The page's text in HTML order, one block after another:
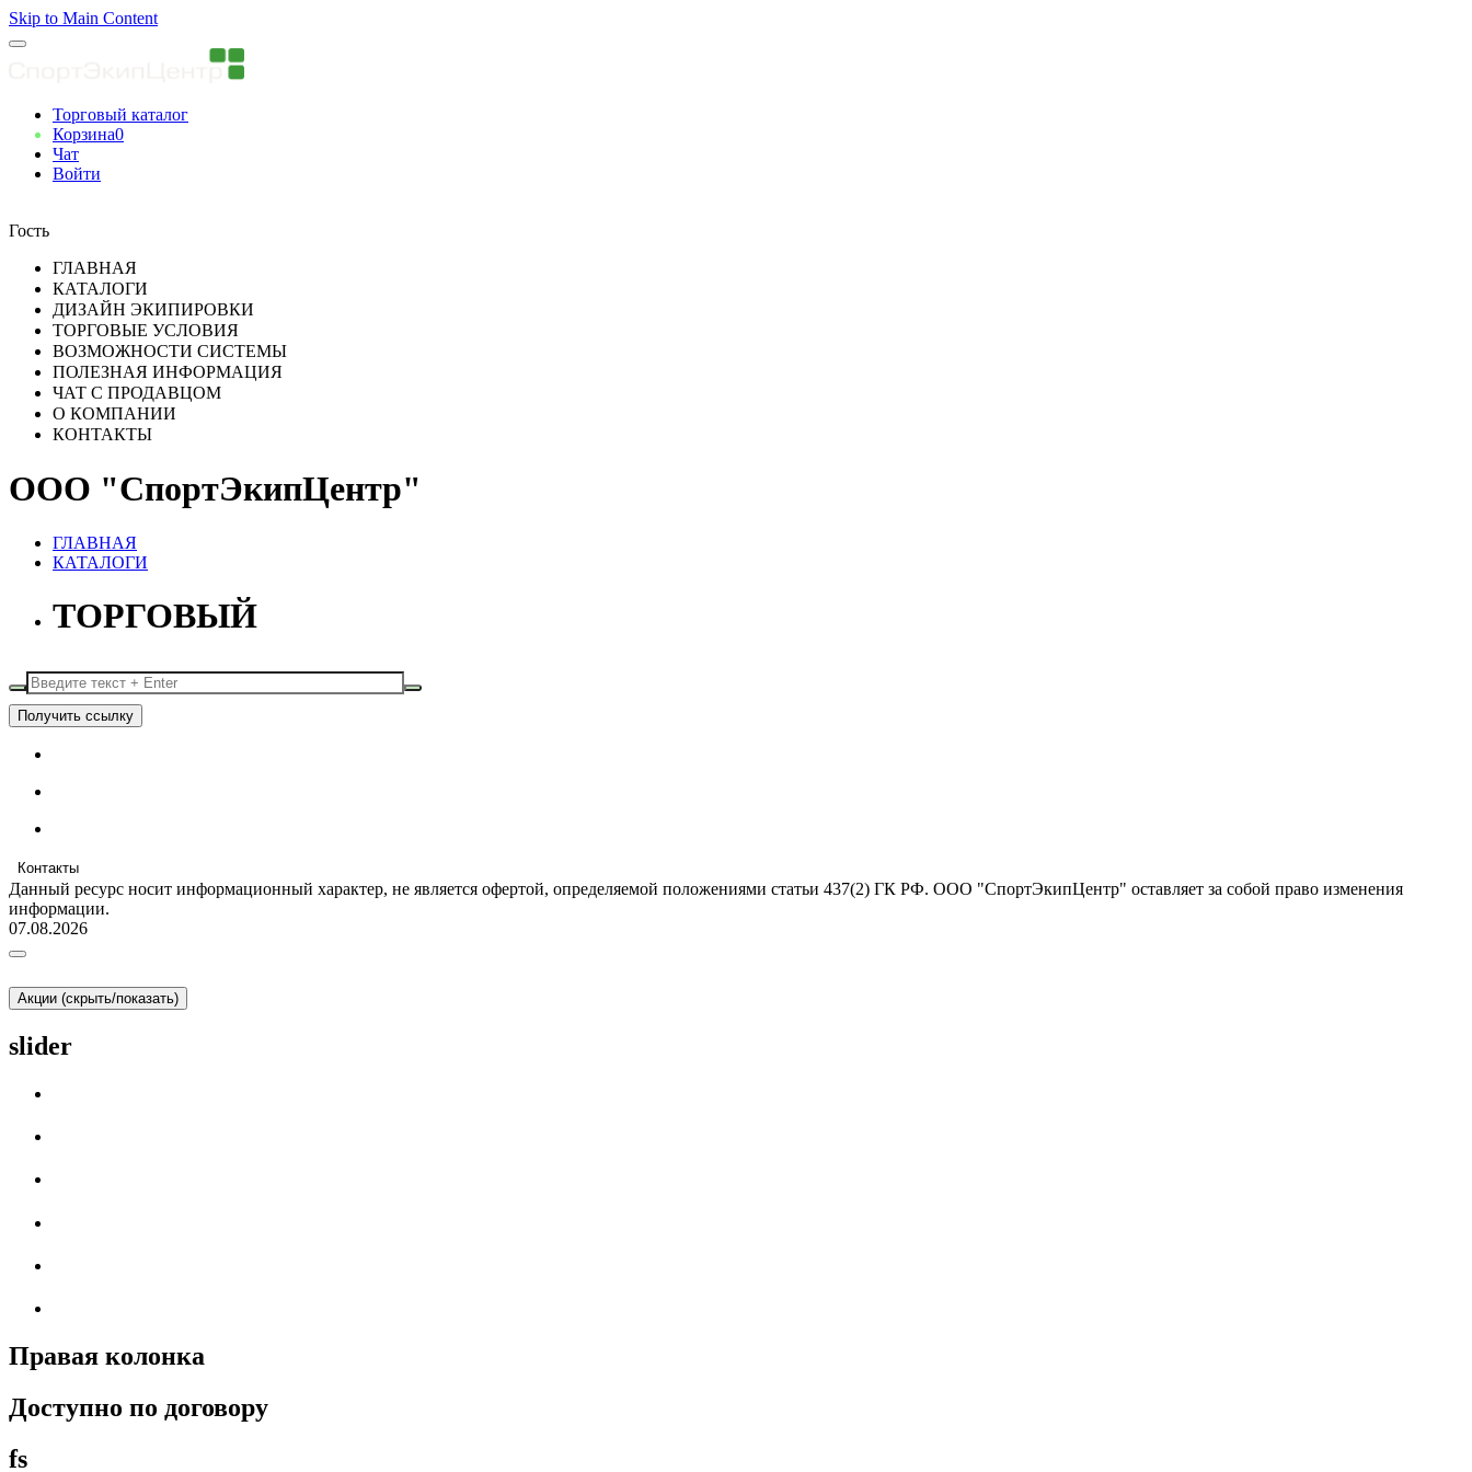
Skip to Main Content
Торговый каталог
Корзина0
Чат
Войти
Гость
ГЛАВНАЯ
КАТАЛОГИ
ДИЗАЙН ЭКИПИРОВКИ
ТОРГОВЫЕ УСЛОВИЯ
ВОЗМОЖНОСТИ СИСТЕМЫ
ПОЛЕЗНАЯ ИНФОРМАЦИЯ
ЧАТ С ПРОДАВЦОМ
О КОМПАНИИ
КОНТАКТЫ
ООО "СпортЭкипЦентр"
ГЛАВНАЯ
КАТАЛОГИ
ТОРГОВЫЙ
Получить ссылку
Контакты
Данный ресурс носит информационный характер, не является офертой, определяемой положениями статьи 437(2) ГК РФ. ООО "СпортЭкипЦентр" оставляет за собой право изменения
информации.
07.08.2026
Акции (скрыть/показать)
slider
Правая колонка
Доступно по договору
fs